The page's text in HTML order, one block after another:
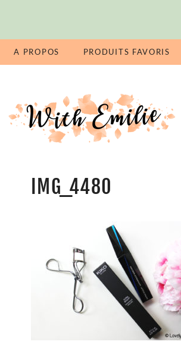
A PROPOS PRODUITS FAVORIS
IMG_4480